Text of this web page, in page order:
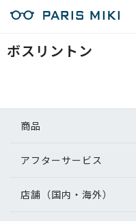
ボスリントン
商品
アフターサービス
店舗（国内・海外）